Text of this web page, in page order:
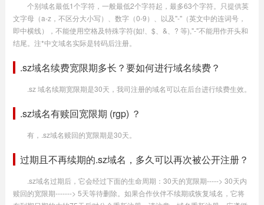
个别域名最低1个字符，一般最低2个字符起，最多63个字符。只提供英
文字母（a-z，不区分大小写）、数字（0-9）、以及"-"（英文中的连词号，
即中横线），不能使用空格及特殊字符(如!、$、&、? 等),"-"不能用作开头和
结尾。注*中文域名实际是转码后注册。
.sz域名续费宽限期多长？要如何进行域名续费？
.sz 域名续期宽限期是30天，我司注册的域名可以在后台进行续费生效。
.sz域名有赎回宽限期 (rgp) ？
有，.sz域名赎回的宽限期是30天。
过期且不再续期的.sz域名，多久可以再次被公开注册？
.sz域名过期后，它会经过下面的生命周期：30天的宽限期-----> 30天内
赎回的宽限期-------> 5天等待删除。如果合作伙伴不续期或恢复域名，它将